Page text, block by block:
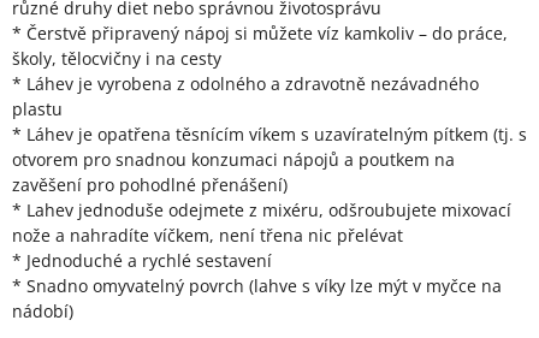
různé druhy diet nebo správnou životosprávu
* Čerstvě připravený nápoj si můžete víz kamkoliv – do práce,
školy, tělocvičny i na cesty
* Láhev je vyrobena z odolného a zdravotně nezávadného
plastu
* Láhev je opatřena těsnícím víkem s uzavíratelným pítkem (tj. s
otvorem pro snadnou konzumaci nápojů a poutkem na
zavěšení pro pohodlné přenášení)
* Lahev jednoduše odejmete z mixéru, odšroubujete mixovací
nože a nahradíte víčkem, není třena nic přelévat
* Jednoduché a rychlé sestavení
* Snadno omyvatelný povrch (lahve s víky lze mýt v myčce na
nádobí)